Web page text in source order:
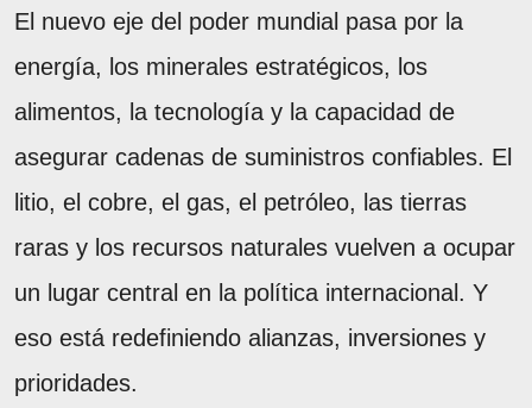
El nuevo eje del poder mundial pasa por la
energía, los minerales estratégicos, los
alimentos, la tecnología y la capacidad de
asegurar cadenas de suministros confiables. El
litio, el cobre, el gas, el petróleo, las tierras
raras y los recursos naturales vuelven a ocupar
un lugar central en la política internacional. Y
eso está redefiniendo alianzas, inversiones y
prioridades.